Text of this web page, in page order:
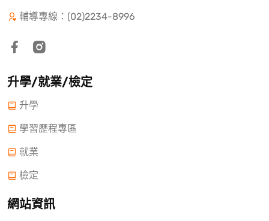
輔導專線：(02)2234-8996
升學/就業/檢定
升學
學習歷程專區
就業
檢定
網站資訊